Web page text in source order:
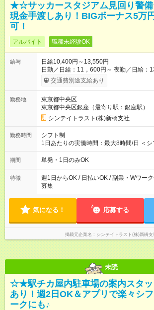
★☆サッカースタジアム見回り警
現金手渡しあり！BIGボーナス5万
可！
アルバイト 職種未経験OK
給与
日給10,400円～13,550円
日勤／日給：11，600円～ 夜勤／日給：13，
が週2日以下の場合 日勤／日給：10，400
350円 ・－・－・ ◆交通費別途全額支給 ※規定あり ◆支払方
い・月払いOK ⇒ご希望をお聞かせくださ
り ◆残業手当あり ◆日給保障あり └早く終
◆扶養内勤務OK ・－・－・ ≪ 法定研修 ≫ 研修時の給与：
日給10，000円×3日間（24時間） ＝研修
交通費別途支給あり
勤務地
東京都中央区
東京都中央区銀座（最寄り駅：銀座駅）
シンテイトラスト(株)新橋支社
勤務時間
シフト制
1日あたりの実働時間：最大8時間/日 ＜シフト例＞
17：00 ■09：00～18：00 ■13：00～22
■20：00～翌05：00 など！ 上記時間内で、 実働8時間・休憩1
期間 単発・1日のみOK
特徴
週1日からOK / 日払いOK / 副業・Wワー
募集
気になる！ 応募する
掲載元企業名 シンテイトラスト(株)新橋支
未読
☆★駅チカ屋内駐車場の案内スタ
あり！週2日OK＆アプリで楽々シ
ークにも♪